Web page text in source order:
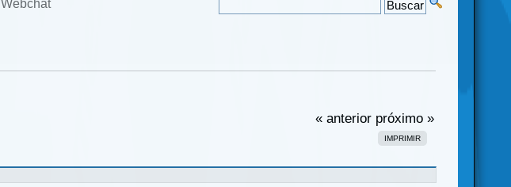
Webchat
« anterior próximo »
IMPRIMIR